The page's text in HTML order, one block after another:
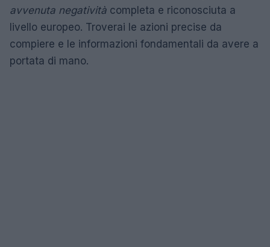
avvenuta negatività completa e riconosciuta a
livello europeo. Troverai le azioni precise da
compiere e le informazioni fondamentali da avere a
portata di mano.